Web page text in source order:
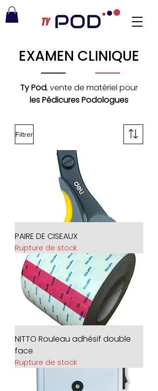
EXAMEN CLINIQUE
Ty Pod, vente de matériel pour
les Pédicures Podologues
Filtrer
PAIRE DE CISEAUX
Rupture de stock
NITTO Rouleau adhésif double
face
Rupture de stock